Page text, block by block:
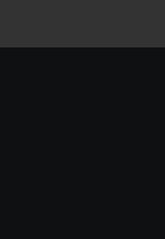
Gruppe ist essenziell und